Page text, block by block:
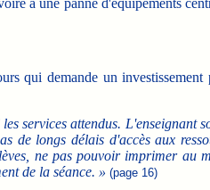
à une panne d'équipements
qui demande un investissement
services attendus. L'enseignant
de longs délais d'accès aux
ne pas pouvoir imprimer au
de la séance. » (page 16)